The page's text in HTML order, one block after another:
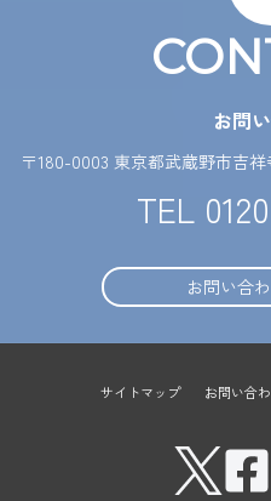
お問
〒180-0003 東京都武蔵野市吉
TEL
お問い合
サイトマップ お問い合